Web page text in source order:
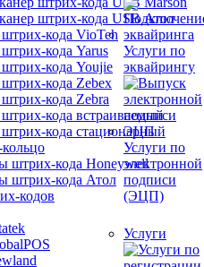
штрих-кода USB Атол
кода VioTeh
кода Yarus
кода Youjie
кода Zebex
кода Zebra
кода встраиваемый
кода стационарный
штрих-кода Honeywell
штрих-кода Атол
кодов
Услуги по
эквайрингу
Услуги по
электронной
подписи
(ЭЦП)
Услуги